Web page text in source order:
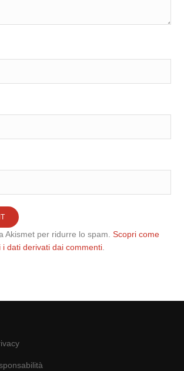
Akismet per ridurre lo spam.Scopri come
dati derivati dai commenti